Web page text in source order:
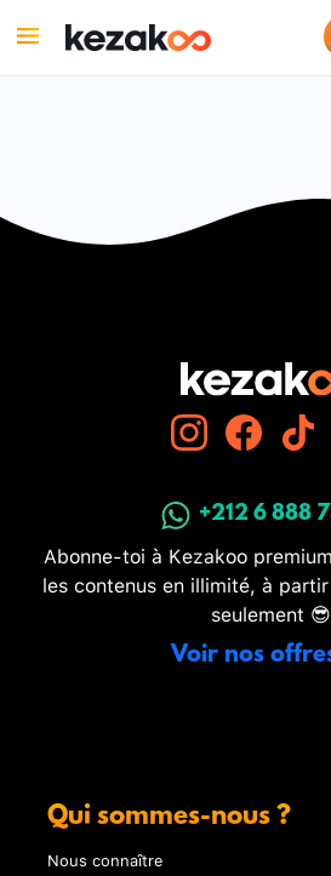
+212 6 888
Abonne-toi à Kezakoo
les contenus en illimité, à
seulement 😎
Voir nos
Qui sommes-nous ?
Nous connaître